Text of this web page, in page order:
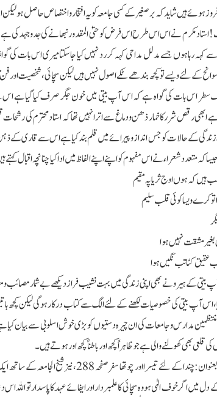
ہوئے ہیں شاید کہ برصغیر کے کسی جامعہ کو یہ افتخار واختصاص حاصل ہو
استاد مکرم نے اس اس طرح اس فرض کو حتیٰ المقدور نبھانے کی جدوجہد کی ہے
کہہ رہا ہوں جسے مدلل مداحی کہہ کر رد نہیں کیا جاسکتا میری اس بات کی
کے لئے ویسے تو کچھ بندھے ٹکے اصول نہیں ہیں لیکن سچائی، شخصیت اور فن
سطر اس بات کی گواہ ہے کہ اس آپ بیتی میں خون جگر صرف کیا گیا ہے اس
ابھی رقص شرر کا خمار ذھن ودماغ سے اترا نہیں تھا کہ استاد محترم کی
کے حالات کو جس انداز وپیرائے میں قلم بند کیا ہے اس سے قاری کے
کہ متعدد شعراءنے اس مفہوم کو اپنے اپنے الفاظ میں ادا کیا چنانچہ اقبال کہتے
ہیں کہ ہوں اوج ثریا پہ مقیم
تو کرے ویسا کوئی قلب سلیم
بغیر مشقت نہیں ہوا
عقیق کٹا تب نگیں ہوا
بیتی کے ہیرو نے بھی اپنی زندگی میں بہت نشیب فراز دیکھے بے شمار
آپ بیتی کی خصوصیات لکھنے کے لئے الگ سے کتاب درکار ہوگی لیکن کچھ
مدارس وجامعات کی ان چیرہ دستیوں کو بڑی خوش اسلوبی سے بیان
کی قلعی بھی کھولنے والی ہے جو ظاہراً کچھ اور باطناً کچھ اور ہوتے ہیں۔
دل میں اگر خوف الہٰی ہو وہ سچائی کا علمبردار اور ایفائے عہد کا پاسدار تو